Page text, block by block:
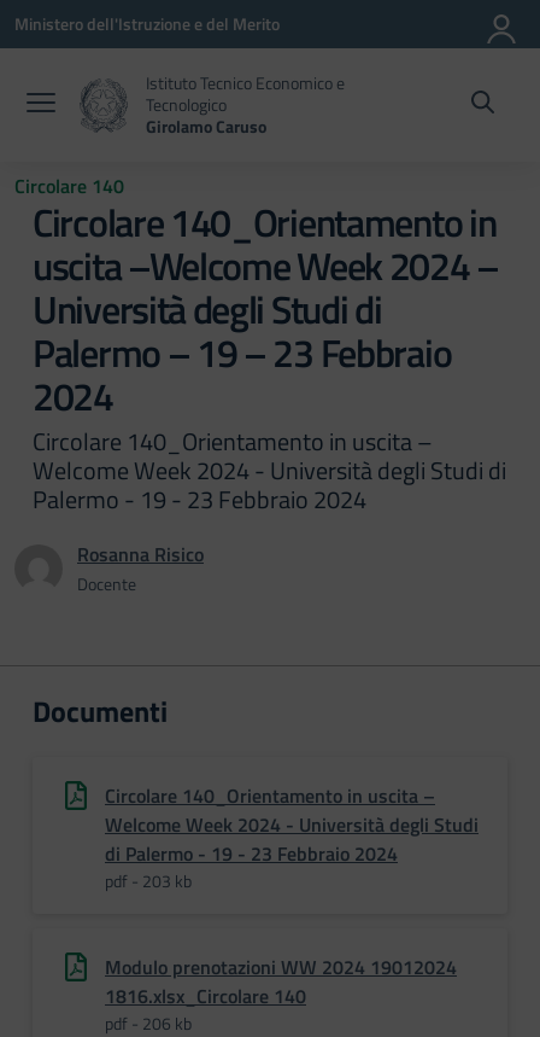
Vai ai contenuti
Vai al menu di navigazione
Vai al footer
Ministero dell'Istruzione e del Merito
Istituto Tecnico Economico e
Tecnologico
Girolamo Caruso
Circolare 140
Circolare 140_Orientamento in
uscita –Welcome Week 2024 –
Università degli Studi di
Palermo – 19 – 23 Febbraio
2024
Circolare 140_Orientamento in uscita –
Welcome Week 2024 - Università degli Studi di
Palermo - 19 - 23 Febbraio 2024
Rosanna Risico
Docente
Documenti
Circolare 140_Orientamento in uscita –
Welcome Week 2024 - Università degli Studi
di Palermo - 19 - 23 Febbraio 2024
pdf - 203 kb
Modulo prenotazioni WW 2024 19012024
1816.xlsx_Circolare 140
pdf - 206 kb